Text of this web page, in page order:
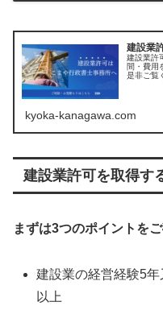
建設業
建設業許
間・費用
是非ご覧
kyoka-kanagawa.com
建設業許可を取得す
まずは3つのポイントを
建設業の経営経験5
以上